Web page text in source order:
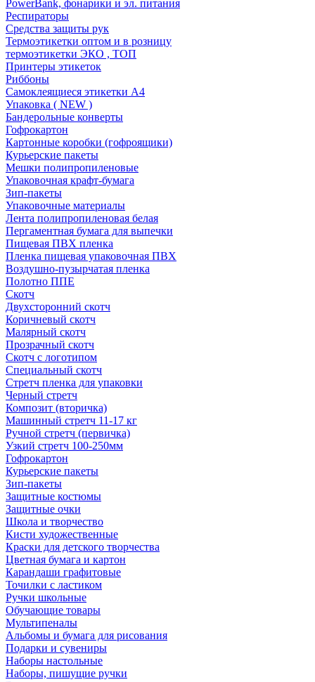
PowerBank, фонарики и эл. питания
Респираторы
Средства защиты рук
Термоэтикетки оптом и в розницу
термоэтикетки ЭКО , ТОП
Принтеры этикеток
Риббоны
Самоклеящиеся этикетки А4
Упаковка ( NEW )
Бандерольные конверты
Гофрокартон
Картонные коробки (гофроящики)
Курьерские пакеты
Мешки полипропиленовые
Упаковочная крафт-бумага
Зип-пакеты
Упаковочные материалы
Лента полипропиленовая белая
Пергаментная бумага для выпечки
Пищевая ПВХ пленка
Пленка пищевая упаковочная ПВХ
Воздушно-пузырчатая пленка
Полотно ППЕ
Скотч
Двухсторонний скотч
Коричневый скотч
Малярный скотч
Прозрачный скотч
Скотч с логотипом
Специальный скотч
Стретч пленка для упаковки
Черный стретч
Композит (вторичка)
Машинный стретч 11-17 кг
Ручной стретч (первичка)
Узкий стретч 100-250мм
Гофрокартон
Курьерские пакеты
Зип-пакеты
Защитные костюмы
Защитные очки
Школа и творчество
Кисти художественные
Краски для детского творчества
Цветная бумага и картон
Карандаши графитовые
Точилки с ластиком
Ручки школьные
Обучающие товары
Мультипеналы
Альбомы и бумага для рисования
Подарки и сувениры
Наборы настольные
Наборы, пишущие ручки